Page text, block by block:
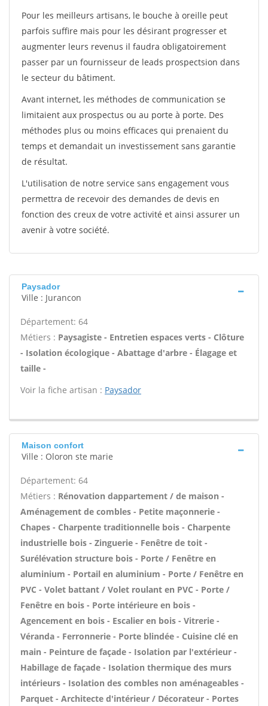
Pour les meilleurs artisans, le bouche à oreille peut
parfois suffire mais pour les désirant progresser et
augmenter leurs revenus il faudra obligatoirement
passer par un fournisseur de leads prospectsion dans
le secteur du bâtiment.
Avant internet, les méthodes de communication se
limitaient aux prospectus ou au porte à porte. Des
méthodes plus ou moins efficaces qui prenaient du
temps et demandait un investissement sans garantie
de résultat.
L'utilisation de notre service sans engagement vous
permettra de recevoir des demandes de devis en
fonction des creux de votre activité et ainsi assurer un
avenir à votre société.
Paysador
Ville : Jurancon
Département: 64
Métiers : Paysagiste - Entretien espaces verts - Clôture
- Isolation écologique - Abattage d'arbre - Élagage et
taille -
Voir la fiche artisan : Paysador
Maison confort
Ville : Oloron ste marie
Département: 64
Métiers : Rénovation dappartement / de maison -
Aménagement de combles - Petite maçonnerie -
Chapes - Charpente traditionnelle bois - Charpente
industrielle bois - Zinguerie - Fenêtre de toit -
Surélévation structure bois - Porte / Fenêtre en
aluminium - Portail en aluminium - Porte / Fenêtre en
PVC - Volet battant / Volet roulant en PVC - Porte /
Fenêtre en bois - Porte intérieure en bois -
Agencement en bois - Escalier en bois - Vitrerie -
Véranda - Ferronnerie - Porte blindée - Cuisine clé en
main - Peinture de façade - Isolation par l'extérieur -
Habillage de façade - Isolation thermique des murs
intérieurs - Isolation des combles non aménageables -
Parquet - Architecte d'intérieur / Décorateur - Portes